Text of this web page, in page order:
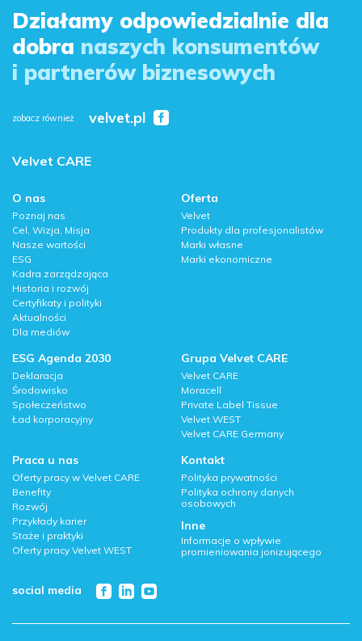
Działamy odpowiedzialnie dla
dobra naszych konsumentów
i partnerów biznesowych
zobacz również velvet.pl
Velvet CARE
O nas
Poznaj nas
Cel, Wizja, Misja
Nasze wartości
ESG
Kadra zarządzająca
Historia i rozwój
Certyfikaty i polityki
Aktualności
Dla mediów
Oferta
Velvet
Produkty dla profesjonalistów
Marki własne
Marki ekonomiczne
ESG Agenda 2030
Deklaracja
Środowisko
Społeczeństwo
Ład korporacyjny
Grupa Velvet CARE
Velvet CARE
Moracell
Private Label Tissue
Velvet WEST
Velvet CARE Germany
Praca u nas
Oferty pracy w Velvet CARE
Benefity
Rozwój
Przykłady karier
Staże i praktyki
Oferty pracy Velvet WEST
Kontakt
Polityka prywatności
Polityka ochrony danych
osobowych
Inne
Informacje o wpływie
promieniowania jonizującego
social media